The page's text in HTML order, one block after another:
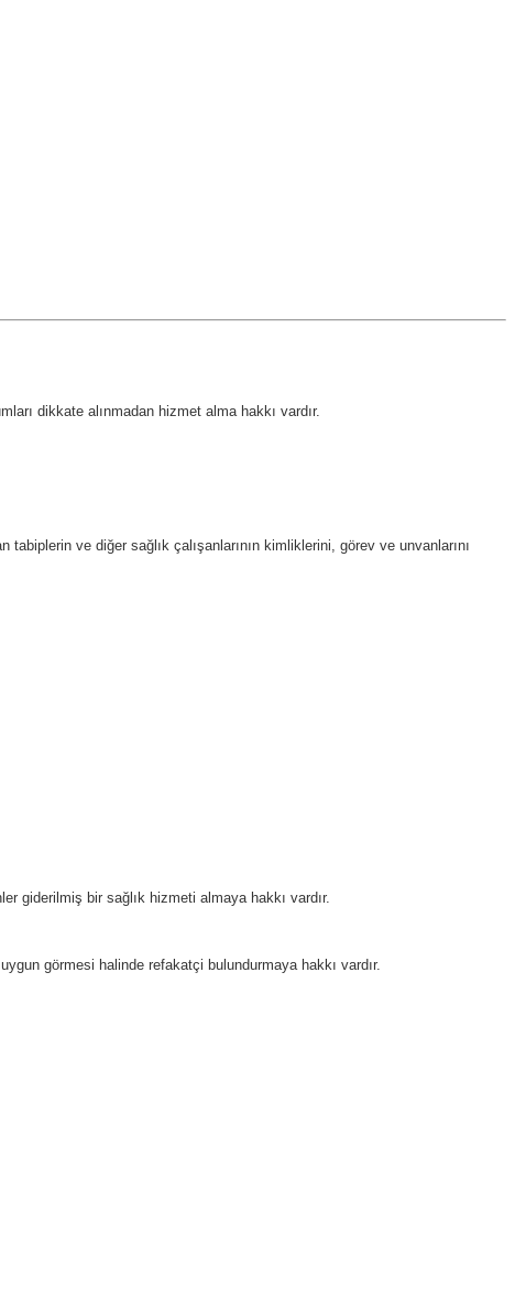
dikkate alınmadan hizmet alma hakkı vardır.
ve diğer sağlık çalışanlarının kimliklerini, görev ve unvanlarını
giderilmiş bir sağlık hizmeti almaya hakkı vardır.
görmesi halinde refakatçi bulundurmaya hakkı vardır.